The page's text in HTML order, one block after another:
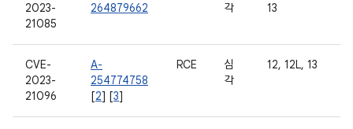
2023-
21085
264879662
각
13
CVE-
2023-
21096
A-
254774758
[2] [3]
RCE
심
각
12, 12L, 13